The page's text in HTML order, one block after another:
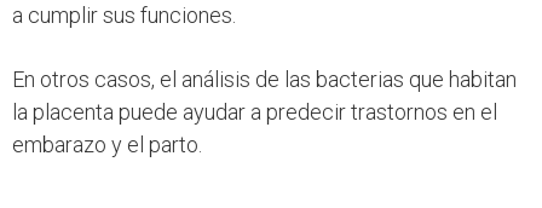
a cumplir sus funciones.
En otros casos, el análisis de las bacterias que habitan
la placenta puede ayudar a predecir trastornos en el
embarazo y el parto.